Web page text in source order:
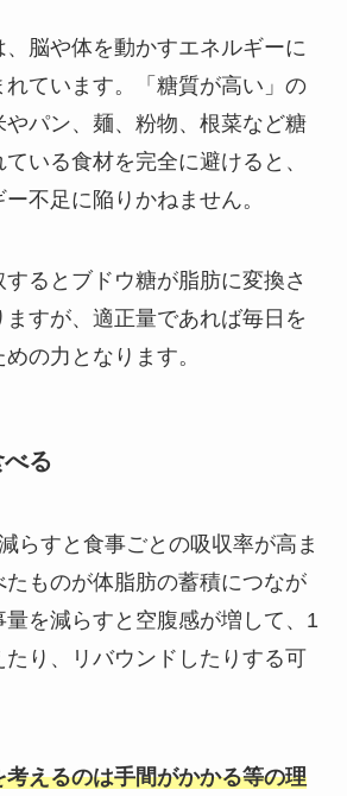
脳や体を動かすエネルギーに
れています。「糖質が高い」の
パン、麺、粉物、根菜など糖
いる食材を完全に避けると、
不足に陥りかねません。
るとブドウ糖が脂肪に変換さ
すが、適正量であれば毎日を
の力となります。
る
らすと食事ごとの吸収率が高ま
たものが体脂肪の蓄積につなが
量を減らすと空腹感が増して、1
たり、リバウンドしたりする可
えるのは手間がかかる等の理